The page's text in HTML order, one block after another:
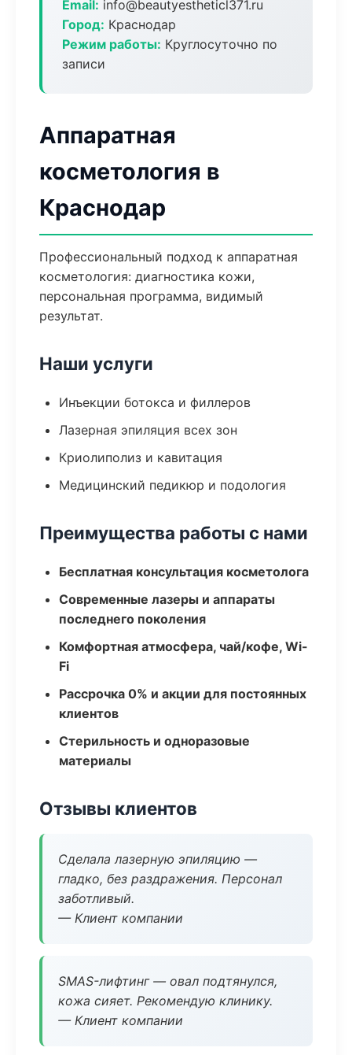
Email: info@beautyestheticl371.ru
Город: Краснодар
Режим работы: Круглосуточно по
записи
Аппаратная
косметология в
Краснодар
Профессиональный подход к аппаратная
косметология: диагностика кожи,
персональная программа, видимый
результат.
Наши услуги
Инъекции ботокса и филлеров
Лазерная эпиляция всех зон
Криолиполиз и кавитация
Медицинский педикюр и подология
Преимущества работы с нами
Бесплатная консультация косметолога
Современные лазеры и аппараты
последнего поколения
Комфортная атмосфера, чай/кофе, Wi-
Fi
Рассрочка 0% и акции для постоянных
клиентов
Стерильность и одноразовые
материалы
Отзывы клиентов
Сделала лазерную эпиляцию —
гладко, без раздражения. Персонал
заботливый.
— Клиент компании
SMAS-лифтинг — овал подтянулся,
кожа сияет. Рекомендую клинику.
— Клиент компании